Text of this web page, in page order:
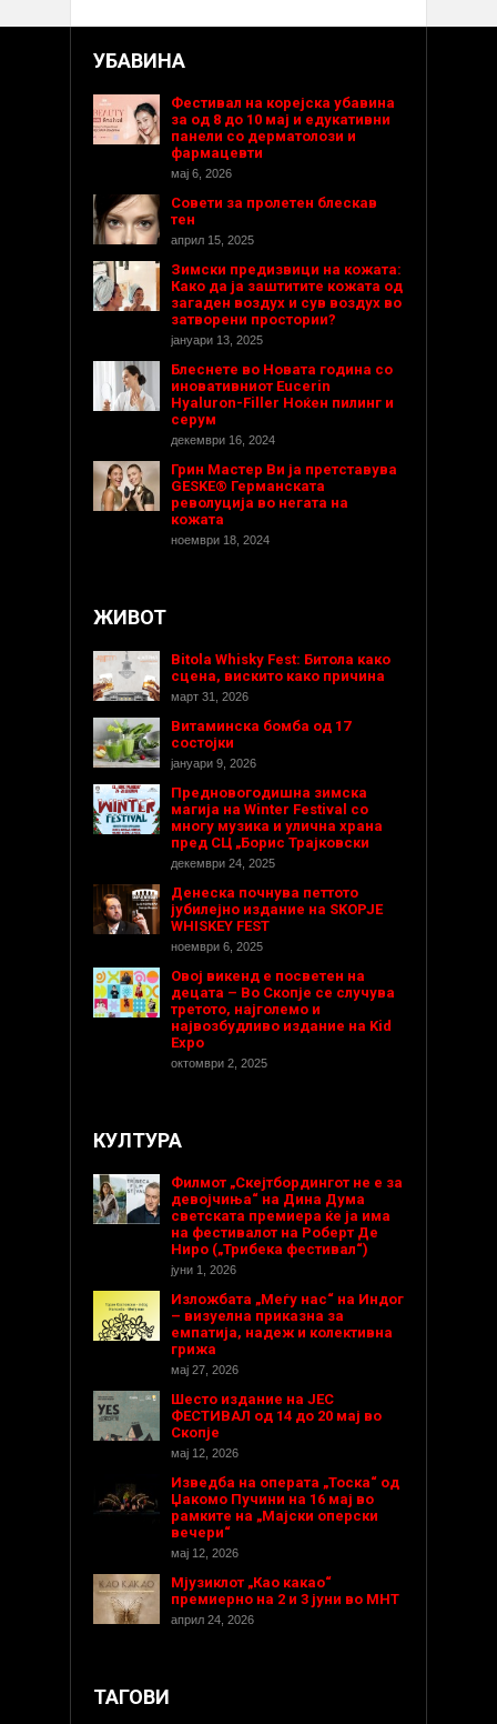
УБАВИНА
Фестивал на корејска убавина
за од 8 до 10 мај и едукативни
панели со дерматолози и
фармацевти
мај 6, 2026
Совети за пролетен блескав
тен
април 15, 2025
Зимски предизвици на кожата:
Како да ја заштитите кожата од
загаден воздух и сув воздух во
затворени простории?
јануари 13, 2025
Блеснете во Новата година со
иновативниот Eucerin
Hyaluron-Filler Ноќен пилинг и
серум
декември 16, 2024
Грин Мастер Ви ја претставува
GESKE® Германската
револуција во негата на
кожата
ноември 18, 2024
ЖИВОТ
Bitola Whisky Fest: Битола како
сцена, вискито како причина
март 31, 2026
Витаминска бомба од 17
состојки
јануари 9, 2026
Предновогодишнa зимска
магија на Winter Festival со
многу музика и улична храна
пред СЦ „Борис Трајковски
декември 24, 2025
Денеска почнува петтото
јубилејно издание на SKOPJE
WHISKEY FEST
ноември 6, 2025
Овој викенд е посветен на
децата – Во Скопје се случува
третото, најголемо и
највозбудливо издание на Kid
Expo
октомври 2, 2025
КУЛТУРА
Филмот „Скејтбордингот не е за
девојчиња“ на Дина Дума
светската премиера ќе ја има
на фестивалот на Роберт Де
Ниро („Трибека фестивал“)
јуни 1, 2026
Изложбата „Меѓу нас“ на Индог
– визуелна приказна за
емпатија, надеж и колективна
грижа
мај 27, 2026
Шесто издание на ЈЕС
ФЕСТИВАЛ од 14 до 20 мај во
Скопје
мај 12, 2026
Изведба на операта „Тоска“ од
Џакомо Пучини на 16 мај во
рамките на „Мајски оперски
вечери“
мај 12, 2026
Мјузиклот „Као какао“
премиерно на 2 и 3 јуни во МНТ
април 24, 2026
ТАГОВИ